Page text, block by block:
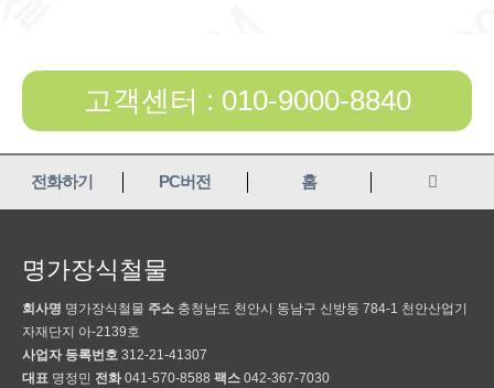
고객센터 : 010-9000-8840
전화하기 PC버전 홈
명가장식철물
회사명 명가장식철물 주소 충청남도 천안시 동남구 신방동 784-1 천안산업기
자재단지 아-2139호
사업자 등록번호 312-21-41307
대표 명정민 전화 041-570-8588 팩스 042-367-7030